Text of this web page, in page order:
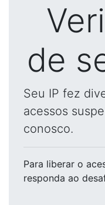
de
Seu IP fez
acessos
conosco.
Para liberar o
responda ao